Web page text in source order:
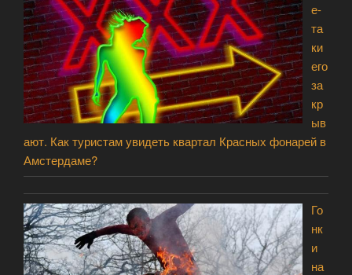
е-
та
ки
его
за
кр
ыв
ают. Как туристам увидеть квартал Красных фонарей в
Амстердаме?
Го
нк
и
на